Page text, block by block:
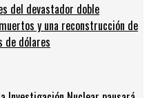
del devastador doble
y una reconstrucción de
de dólares